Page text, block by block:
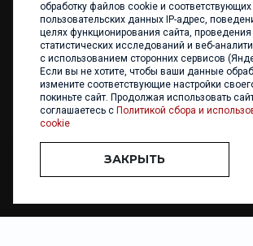
236017 Калининград,
ул. Каштановая аллея, 47
Телефон: +7 4012 960 898,
+7 4012 960 856
Написать нам
ООО «ФИЛИПП» © 2013 - 2026. Все
Разработка и
обработку файлов cookie и соответствующих
пользовательских данных IP-адрес,
целях функционирования сайта, проведения
статистических исследований и веб-
с использованием сторонних сервисов
Если вы не хотите, чтобы ваши данные
измените соответствующие настройки
покиньте сайт. Продолжая использовать
соглашаетесь с Политикой сбора и
cookie
ЗАКРЫТЬ